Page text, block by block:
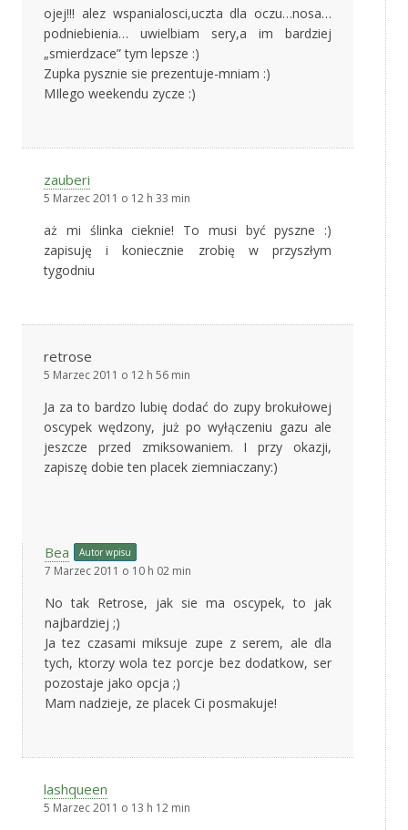
ojej!!! alez wspanialosci,uczta dla oczu…nosa…
podniebienia… uwielbiam sery,a im bardziej
„smierdzace” tym lepsze :)
Zupka pysznie sie prezentuje-mniam :)
MIlego weekendu zycze :)
zauberi
5 Marzec 2011 o 12 h 33 min
aż mi ślinka cieknie! To musi być pyszne :)
zapisuję i koniecznie zrobię w przyszłym
tygodniu
retrose
5 Marzec 2011 o 12 h 56 min
Ja za to bardzo lubię dodać do zupy brokułowej
oscypek wędzony, już po wyłączeniu gazu ale
jeszcze przed zmiksowaniem. I przy okazji,
zapiszę dobie ten placek ziemniaczany:)
Bea Autor wpisu
7 Marzec 2011 o 10 h 02 min
No tak Retrose, jak sie ma oscypek, to jak
najbardziej ;)
Ja tez czasami miksuje zupe z serem, ale dla
tych, ktorzy wola tez porcje bez dodatkow, ser
pozostaje jako opcja ;)
Mam nadzieje, ze placek Ci posmakuje!
lashqueen
5 Marzec 2011 o 13 h 12 min